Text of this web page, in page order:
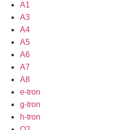
A1
A3
A4
A5
A6
A7
A8
e-tron
g-tron
h-tron